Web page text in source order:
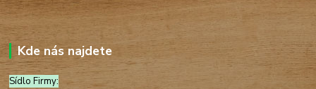
Kde nás najdete
Sídlo Firmy: